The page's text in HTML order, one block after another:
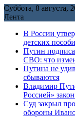
Перейти
к
Суббота, 8 августа,
Лента
В России
детских
Путин
СВО: что
Путина не
сбываются
Владимир
Россией»
Cуд закрыл
обороны